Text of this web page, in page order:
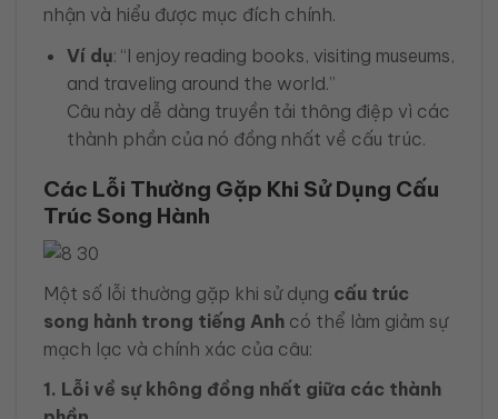
nhận và hiểu được mục đích chính.
Ví dụ: “I enjoy reading books, visiting museums,
and traveling around the world.”
Câu này dễ dàng truyền tải thông điệp vì các
thành phần của nó đồng nhất về cấu trúc.
Các Lỗi Thường Gặp Khi Sử Dụng Cấu
Trúc Song Hành
Một số lỗi thường gặp khi sử dụng cấu trúc
song hành trong tiếng Anh có thể làm giảm sự
mạch lạc và chính xác của câu:
1. Lỗi về sự không đồng nhất giữa các thành